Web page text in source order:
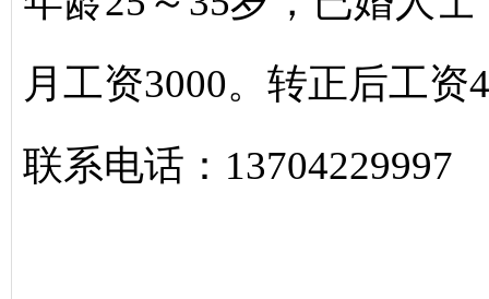
月工资3000。转正后工资
联系电话：13704229997